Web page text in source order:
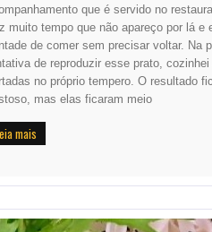
que é servido no
muito tempo que não apareço por lá e
de comer sem precisar voltar. Na
de reproduzir esse prato,
no próprio tempero. O resultado
mas elas ficaram meio
mais